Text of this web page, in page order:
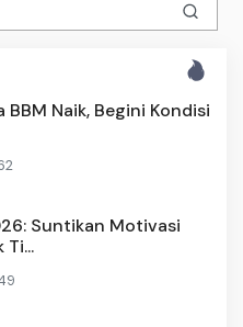
BBM Naik, Begini Kondisi
Suntikan Motivasi